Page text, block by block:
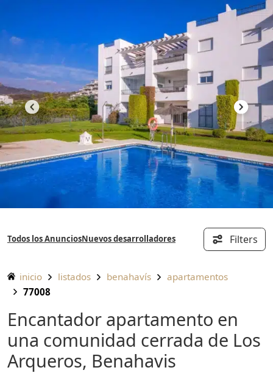
contenido
Todos los Anuncios Nuevos desarrolladores Filters
inicio listados benahavís
apartamentos
77008
Encantador apartamento en
una comunidad cerrada de Los
Arqueros, Benahavis